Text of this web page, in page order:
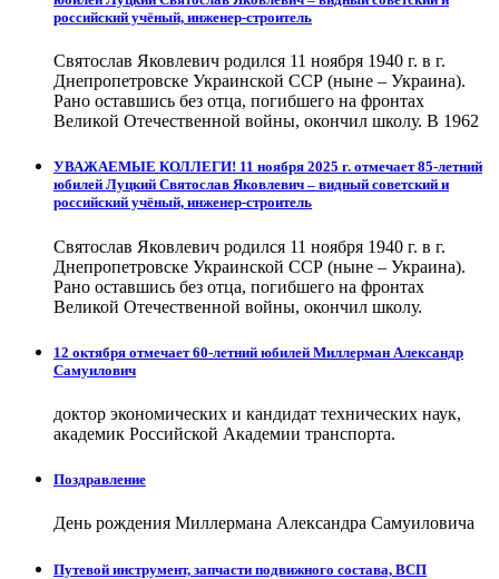
российский учёный, инженер-строитель
Святослав Яковлевич родился 11 ноября 1940 г. в г.
Днепропетровске Украинской ССР (ныне – Украина).
Рано оставшись без отца, погибшего на фронтах
Великой Отечественной войны, окончил школу. В 1962
УВАЖАЕМЫЕ КОЛЛЕГИ! 11 ноября 2025 г. отмечает 85-летний
юбилей Луцкий Святослав Яковлевич – видный советский и
российский учёный, инженер-строитель
Святослав Яковлевич родился 11 ноября 1940 г. в г.
Днепропетровске Украинской ССР (ныне – Украина).
Рано оставшись без отца, погибшего на фронтах
Великой Отечественной войны, окончил школу.
12 октября отмечает 60-летний юбилей Миллерман Александр
Самуилович
доктор экономических и кандидат технических наук,
академик Российской Академии транспорта.
Поздравление
День рождения Миллермана Александра Самуиловича
Путевой инструмент, запчасти подвижного состава, ВСП